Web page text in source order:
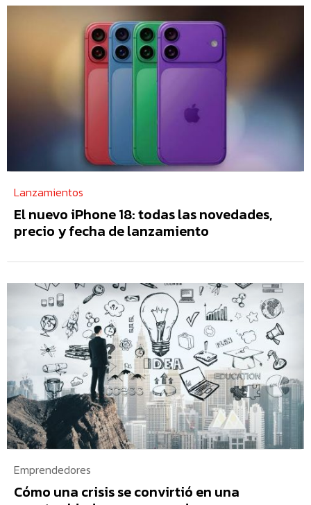
Lanzamientos
El nuevo iPhone 18: todas las novedades,
precio y fecha de lanzamiento
Emprendedores
Cómo una crisis se convirtió en una